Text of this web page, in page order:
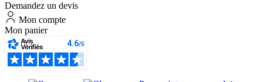
Demandez un devis
Mon compte
Mon panier